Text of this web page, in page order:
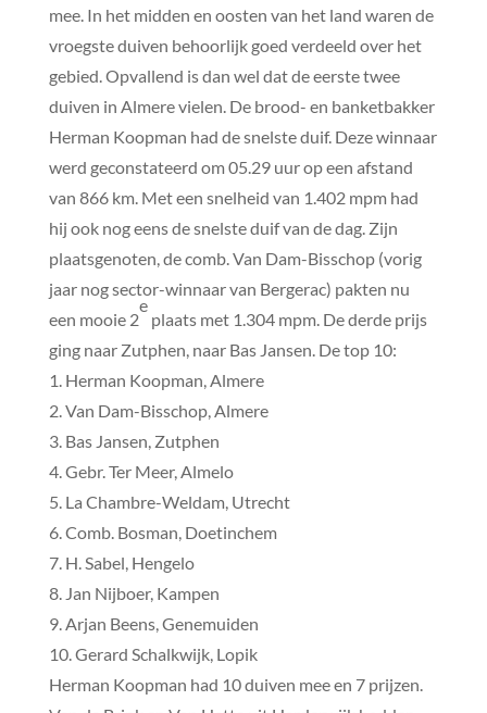
mee. In het midden en oosten van het land waren de
vroegste duiven behoorlijk goed verdeeld over het
gebied. Opvallend is dan wel dat de eerste twee
duiven in Almere vielen. De brood- en banketbakker
Herman Koopman had de snelste duif. Deze winnaar
werd geconstateerd om 05.29 uur op een afstand
van 866 km. Met een snelheid van 1.402 mpm had
hij ook nog eens de snelste duif van de dag. Zijn
plaatsgenoten, de comb. Van Dam-Bisschop (vorig
jaar nog sector-winnaar van Bergerac) pakten nu
een mooie 2
e
plaats met 1.304 mpm. De derde prijs
ging naar Zutphen, naar Bas Jansen. De top 10:
1. Herman Koopman, Almere
2. Van Dam-Bisschop, Almere
3. Bas Jansen, Zutphen
4. Gebr. Ter Meer, Almelo
5. La Chambre-Weldam, Utrecht
6. Comb. Bosman, Doetinchem
7. H. Sabel, Hengelo
8. Jan Nijboer, Kampen
9. Arjan Beens, Genemuiden
10. Gerard Schalkwijk, Lopik
Herman Koopman had 10 duiven mee en 7 prijzen.